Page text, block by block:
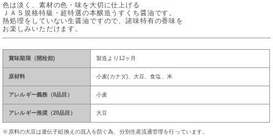
色は淡く、素材の色・味を大切に仕上げる
ＪＡＳ規格特級・超特選の本醸造うすくち醤油です。
熱処理をしていない生醤油ですので、諸味特有の香味を
お楽しみいただけます。
賞味期限（開栓前) 製造より12ヶ月
原材料 小麦(カナダ)、大豆、食塩、米
アレルギー義務（8品目） 小麦
アレルギー推奨（20品目） 大豆
※原料の大豆は遺伝子組換えの混入を防ぐ為、分別生産流通管理を行っています。